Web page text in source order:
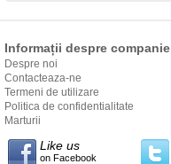
Informații despre companie
Despre noi
Contacteaza-ne
Termeni de utilizare
Politica de confidentialitate
Marturii
Like us
on Facebook